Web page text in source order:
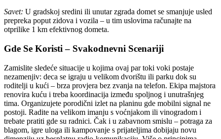
Savet: U gradskoj sredini ili unutar zgrada domet se smanjuje usled
prepreka poput zidova i vozila – u tim uslovima računajte na
otprilike 1 km efektivnog dometa.
Gde Se Koristi – Svakodnevni Scenariji
Zamislite sledeće situacije u kojima ovaj par toki voki postaje
nezamenjiv: deca se igraju u velikom dvorištu ili parku dok su
roditelji u kući – brza provjera bez zvanja na telefon. Ekipa majstora
renovira kuću i treba koordinacija između spoljnog i unutrašnjeg
tima. Organizujete porodični izlet na planinu gde mobilni signal ne
postoji. Radite na velikom imanju s voćnjakom ili vinogradom i
trebate pratiti gde su radnici. Čak i u zabavnom smislu – potraga za
blagom, igre uloga ili kampovanje s prijateljima dobijaju novu